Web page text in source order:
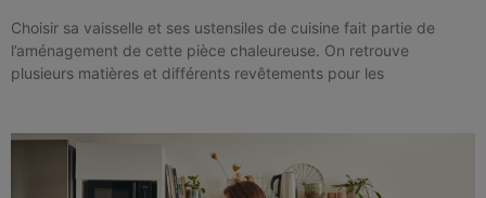
Choisir sa vaisselle et ses ustensiles de cuisine fait partie de
l’aménagement de cette pièce chaleureuse. On retrouve
plusieurs matières et différents revêtements pour les